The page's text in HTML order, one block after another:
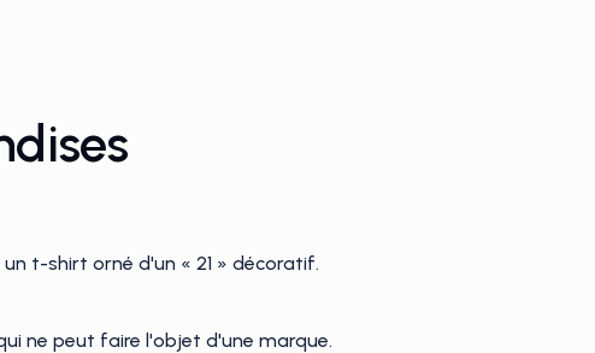
t-shirt orné d'un « 21 » décoratif.
ne peut faire l'objet d'une marque.